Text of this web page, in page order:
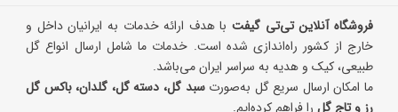
فروشگاه آنلاین تی‌تی گیفتبا هدف ارائه خدمات به ایرانیان داخل و
خارج از کشور راه‌اندازی شده است. خدمات ما شامل ارسال انواع گل
طبیعی، کیک و هدیه به سراسر ایران می‌باشد.
ما امکان ارسال سریع گل به‌صورتسبد گل، دسته گل، گلدان، باکس گل
رز و تاج گل را فراهم کرده‌ایم.